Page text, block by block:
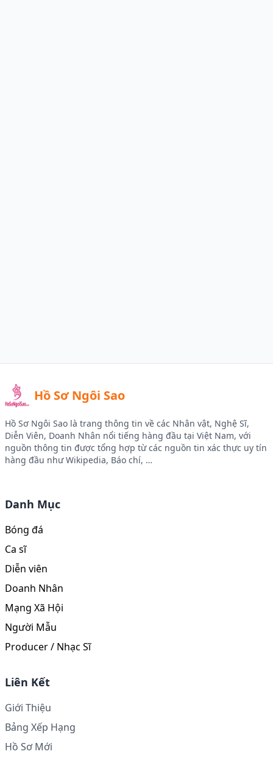
Hồ Sơ Ngôi Sao
Hồ Sơ Ngôi Sao là trang thông tin về các Nhân vật, Nghệ Sĩ,
Diễn Viên, Doanh Nhân nổi tiếng hàng đầu tại Việt Nam, với
nguồn thông tin được tổng hợp từ các nguồn tin xác thực uy tín
hàng đầu như Wikipedia, Báo chí, …
Danh Mục
Bóng đá
Ca sĩ
Diễn viên
Doanh Nhân
Mạng Xã Hội
Người Mẫu
Producer / Nhạc Sĩ
Liên Kết
Giới Thiệu
Bảng Xếp Hạng
Hồ Sơ Mới